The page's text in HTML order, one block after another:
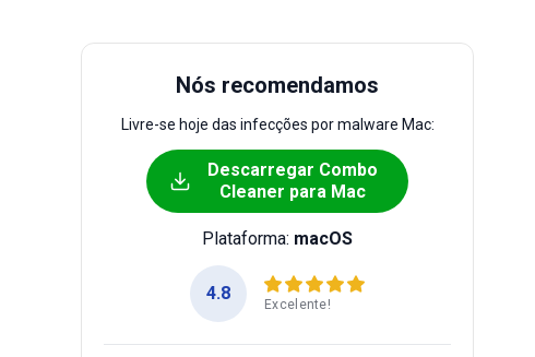
Nós recomendamos
Livre-se hoje das infecções por malware Mac:
Descarregar Combo
Cleaner para Mac
Plataforma: macOS
4.8
Excelente!